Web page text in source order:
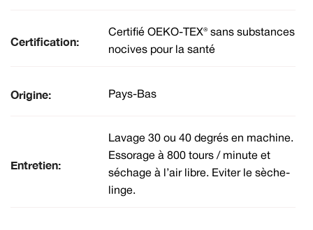
Certification:
Certifié OEKO-TEX® sans substances
nocives pour la santé
Origine: Pays-Bas
Entretien:
Lavage 30 ou 40 degrés en machine.
Essorage à 800 tours / minute et
séchage à l’air libre. Eviter le sèche-
linge.